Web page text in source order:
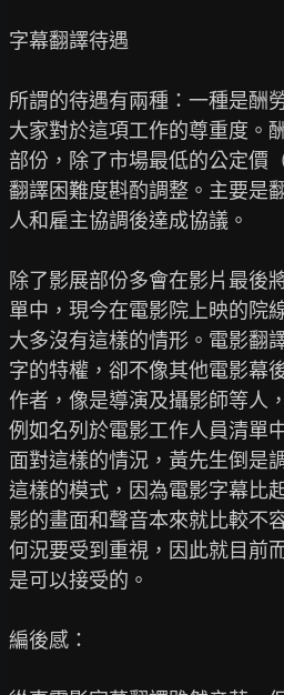
字幕翻譯待遇
所謂的待遇有兩種：一種是酬
大家對於這項工作的尊重度。
部份，除了市場最低的公定價
翻譯困難度斟酌調整。主要是
人和雇主協調後達成協議。
除了影展部份多會在影片最後
單中，現今在電影院上映的院
大多沒有這樣的情形。電影翻
字的特權，卻不像其他電影幕
作者，像是導演及攝影師等人
例如名列於電影工作人員清單
面對這樣的情況，黃先生倒是
這樣的模式，因為電影字幕比
影的畫面和聲音本來就比較不
何況要受到重視，因此就目前
是可以接受的。
編後感：